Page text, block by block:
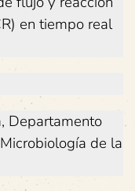
en tiempo real
Departamento
de la